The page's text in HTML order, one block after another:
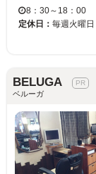
8：30～18：00
定休日： 毎週火曜日
BELUGA
ベルーガ